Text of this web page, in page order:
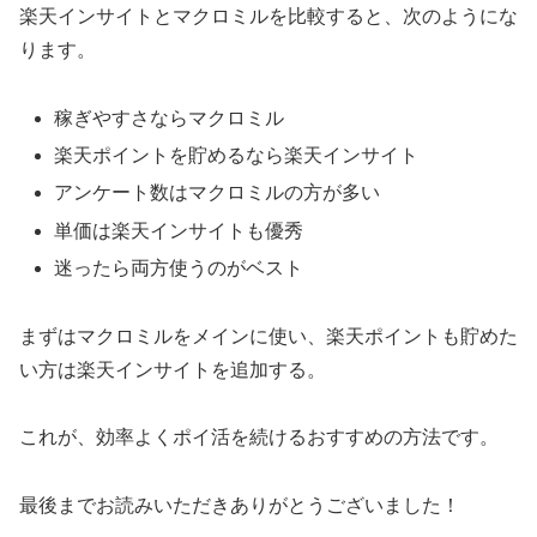
楽天インサイトとマクロミルを比較すると、次のようにな
ります。
稼ぎやすさならマクロミル
楽天ポイントを貯めるなら楽天インサイト
アンケート数はマクロミルの方が多い
単価は楽天インサイトも優秀
迷ったら両方使うのがベスト
まずはマクロミルをメインに使い、楽天ポイントも貯めた
い方は楽天インサイトを追加する。
これが、効率よくポイ活を続けるおすすめの方法です。
最後までお読みいただきありがとうございました！